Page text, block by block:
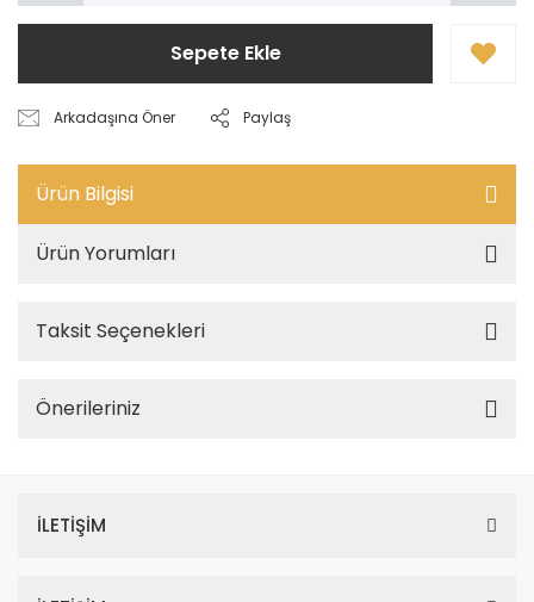
Sepete Ekle
Arkadaşına Öner Paylaş
Ürün Bilgisi
Ürün Yorumları
Taksit Seçenekleri
Önerileriniz
İLETİŞİM